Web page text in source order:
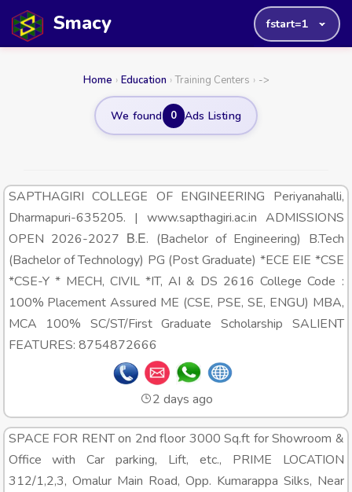
Smacy fstart=1
Home › Education › Training Centers › ->
We found 0 Ads Listing
SAPTHAGIRI COLLEGE OF ENGINEERING Periyanahalli,
Dharmapuri-635205. | www.sapthagiri.ac.in ADMISSIONS
OPEN 2026-2027 Β.Ε. (Bachelor of Engineering) B.Tech
(Bachelor of Technology) PG (Post Graduate) *ECE EIE *CSE
*CSE-Y * MECH, CIVIL *IT, AI & DS 2616 College Code :
100% Placement Assured ME (CSE, PSE, SE, ENGU) MBA,
MCA 100% SC/ST/First Graduate Scholarship SALIENT
FEATURES: 8754872666
2 days ago
SPACE FOR RENT on 2nd floor 3000 Sq.ft for Showroom &
Office with Car parking, Lift, etc., PRIME LOCATION
312/1,2,3, Omalur Main Road, Opp. Kumarappa Silks, Near